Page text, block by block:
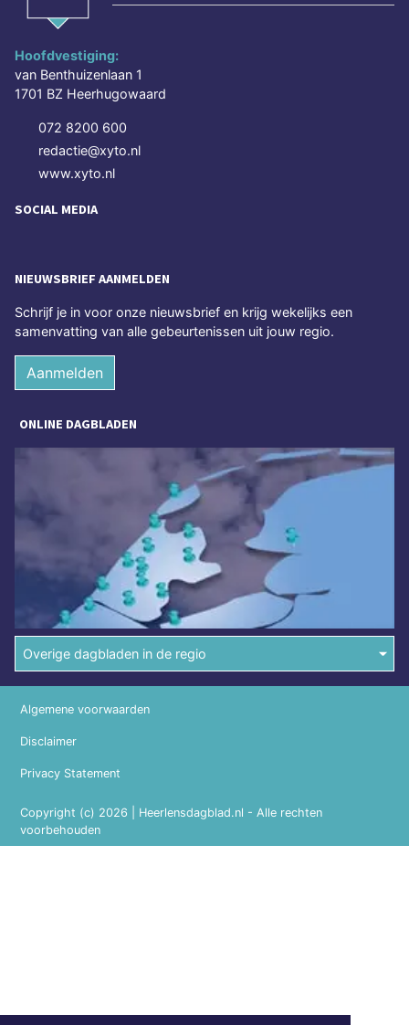
Hoofdvestiging:
van Benthuizenlaan 1
1701 BZ Heerhugowaard
072 8200 600
redactie@xyto.nl
www.xyto.nl
SOCIAL MEDIA
NIEUWSBRIEF AANMELDEN
Schrijf je in voor onze nieuwsbrief en krijg wekelijks een
samenvatting van alle gebeurtenissen uit jouw regio.
Aanmelden
ONLINE DAGBLADEN
Overige dagbladen in de regio
Copyright (c) 2026 | Heerlensdagblad.nl - Alle rechten
voorbehouden
Algemene voorwaarden
Disclaimer
Privacy Statement